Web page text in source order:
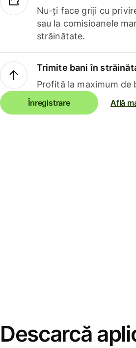
Nu-ți face griji cu
sau la comisioanele
străinătate.
Trimite bani în
Profită la maximum de
Înregistrare Află
Descarcă